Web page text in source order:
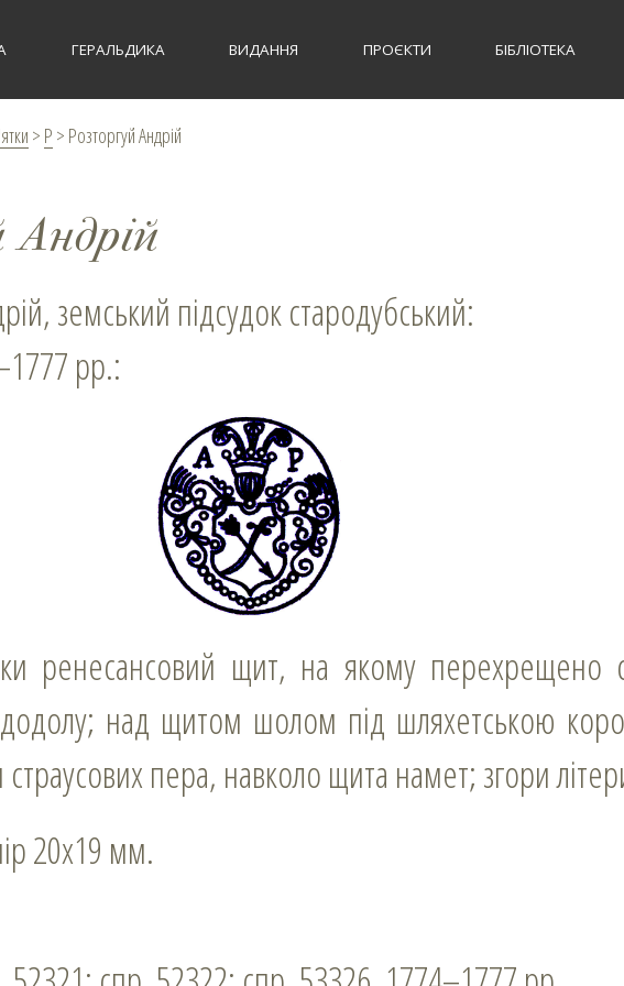
ГЕРАЛЬДИКА ВИДАННЯ ПРОЄКТИ БІБЛІОТЕКА
> Р > Розторгуй Андрій
Андрій
земський підсудок стародубський:
рр.:
над щитом шолом під шляхетською
пера, навколо щита намет; згори
20х19 мм.